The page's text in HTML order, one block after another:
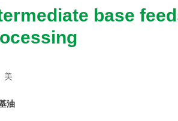
base
美
油